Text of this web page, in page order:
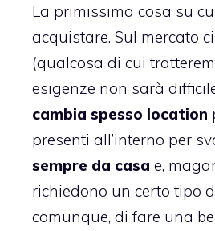
La primissima cosa su
acquistare. Sul mercato
(qualcosa di cui
esigenze non sarà
cambia spesso location
presenti all’interno per
sempre da casa e,
richiedono un certo tipo
comunque, di fare una